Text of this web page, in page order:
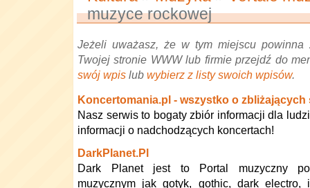
muzyce rockowej
Jeżeli uważasz, że w tym miejscu powinna
Twojej stronie WWW lub firmie przejdź do
swój wpis lub wybierz z listy swoich wpisów.
Koncertomania.pl - wszystko o
Nasz serwis to bogaty zbiór informacji dla
informacji o nadchodzących koncertach!
DarkPlanet.Pl
Dark Planet jest to Portal muzyczny
muzycznym jak gotyk, gothic, dark electro,